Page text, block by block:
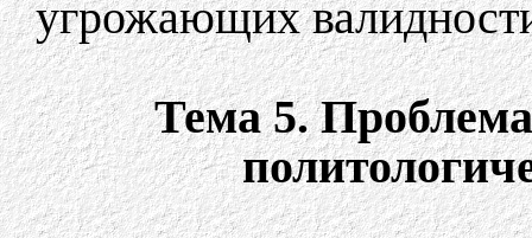
угрожающих
Тема 5.